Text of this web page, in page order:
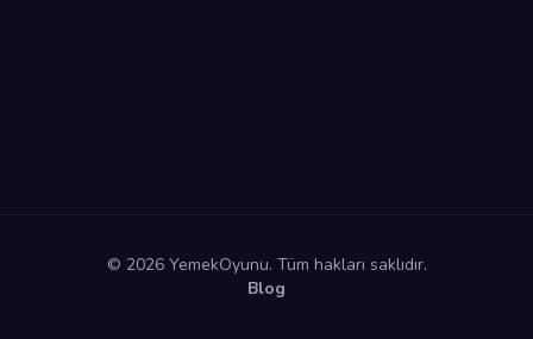
© 2026 YemekOyunu. Tüm hakları saklıdır.
Blog